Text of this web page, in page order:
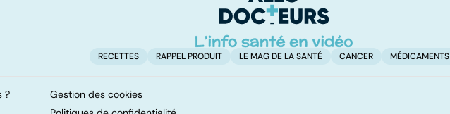
RECETTES RAPPEL PRODUIT LE MAG DE LA SANTÉ CANCER MÉDICAMENTS
?
Gestion des cookies